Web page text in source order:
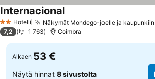
2 Tähtiluokitus
Hotelli Näkymät Mondego-joelle ja kaupunkiin
Internacional
7,2 1 763 Coimbra
Alkaen 53 €
Näytä hinnat 8 sivustolta